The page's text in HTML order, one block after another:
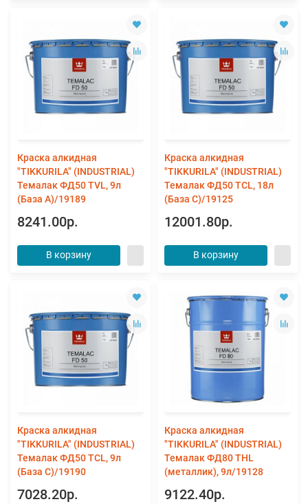
Краска алкидная
"TIKKURILA" (INDUSTRIAL)
Темалак ФД50 TVL, 9л
(База А)/19189
8241.00р.
В корзину
Краска алкидная
"TIKKURILA" (INDUSTRIAL)
Темалак ФД50 TСL, 18л
(База С)/19125
12001.80р.
В корзину
Краска алкидная
"TIKKURILA" (INDUSTRIAL)
Темалак ФД50 TСL, 9л
(База С)/19190
7028.20р.
Краска алкидная
"TIKKURILA" (INDUSTRIAL)
Темалак ФД80 THL
(металлик), 9л/19128
9122.40р.